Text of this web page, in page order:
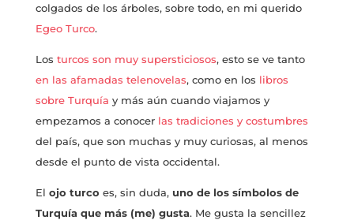
colgados de los árboles, sobre todo, en mi querido
Egeo Turco.
Los turcos son muy supersticiosos, esto se ve tanto
en las afamadas telenovelas, como en los libros
sobre Turquía y más aún cuando viajamos y
empezamos a conocer las tradiciones y costumbres
del país, que son muchas y muy curiosas, al menos
desde el punto de vista occidental.
El ojo turco es, sin duda, uno de los símbolos de
Turquía que más (me) gusta. Me gusta la sencillez